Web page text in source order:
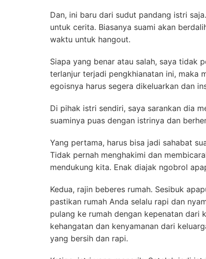
Dan, ini baru dari sudut pandang istri
untuk cerita. Biasanya suami akan
waktu untuk hangout.
Siapa yang benar atau salah, saya tidak
terlanjur terjadi pengkhianatan ini, maka
egoisnya harus segera dikeluarkan dan
Di pihak istri sendiri, saya sarankan dia
suaminya puas dengan istrinya dan
Yang pertama, harus bisa jadi sahabat
Tidak pernah menghakimi dan
mendukung kita. Enak diajak ngobrol
Kedua, rajin beberes rumah. Sesibuk
pastikan rumah Anda selalu rapi dan
pulang ke rumah dengan kepenatan dari
kehangatan dan kenyamanan dari
yang bersih dan rapi.